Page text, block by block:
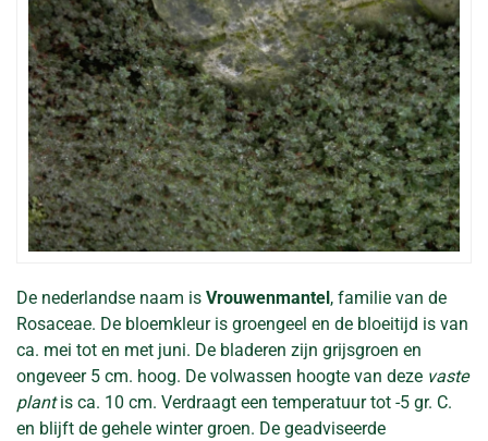
De nederlandse naam is Vrouwenmantel , familie van de
Rosaceae. De bloemkleur is groengeel en de bloeitijd is van
ca. mei tot en met juni. De bladeren zijn grijsgroen en
ongeveer 5 cm. hoog. De volwassen hoogte van deze vaste
plantis ca. 10 cm. Verdraagt een temperatuur tot -5 gr. C.
en blijft de gehele winter groen. De geadviseerde